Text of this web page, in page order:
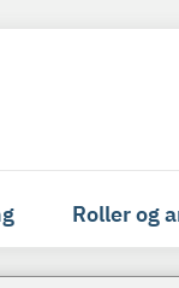
Roller og